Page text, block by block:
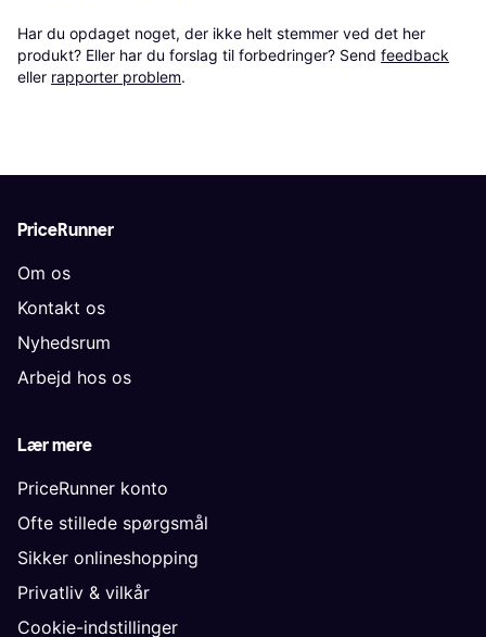
Har du opdaget noget, der ikke helt stemmer ved det her
produkt? Eller har du forslag til forbedringer? Send feedback
eller rapporter problem.
PriceRunner
Om os
Kontakt os
Nyhedsrum
Arbejd hos os
Lær mere
PriceRunner konto
Ofte stillede spørgsmål
Sikker onlineshopping
Privatliv & vilkår
Cookie-indstillinger